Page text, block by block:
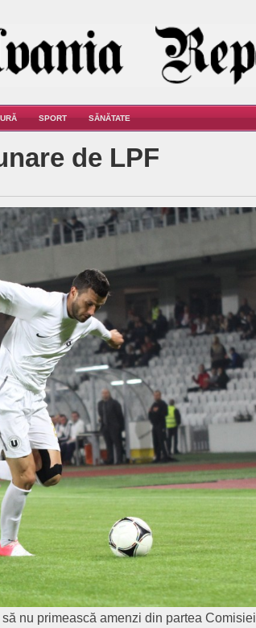
SPORT SĂNĂTATE
de LPF
nu primească amenzi din partea Comisiei